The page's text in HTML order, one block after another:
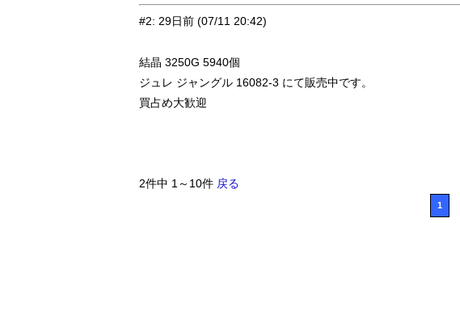
#2: 29日前 (07/11 20:42)
結晶 3250G 5940個
ジュレ ジャングル 16082-3 にて販売中です。
買占め大歓迎
2件中 1～10件 戻る
1